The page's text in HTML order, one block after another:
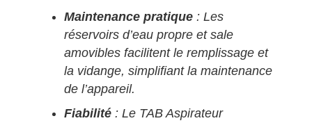
Maintenance pratique : Les
réservoirs d’eau propre et sale
amovibles facilitent le remplissage et
la vidange, simplifiant la maintenance
de l’appareil.
Fiabilité : Le TAB Aspirateur